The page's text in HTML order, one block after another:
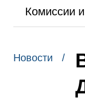
Комиссии
Новости /